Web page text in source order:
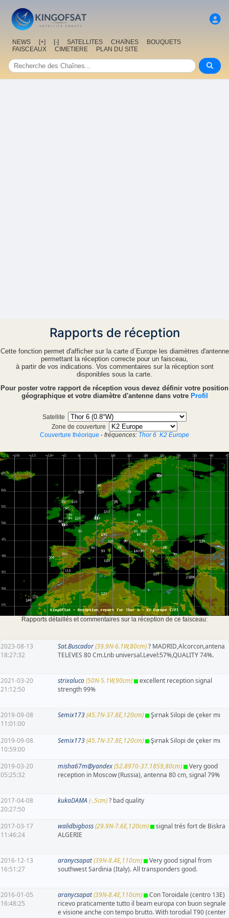
NEWS [+] [-] SATELLITES CHAîNES
BOUQUETS
FAISCEAUX
CIMETIERE PLAN DU SITE
Rapports de réception
Cette fonction permet d'afficher sur la carte d´Europe les diamètres d'antenne
permettant la réception correcte pour un faisceau,
à partir de vos indications. Vos commentaires sur la réception sont
disponibles sous la carte.
Pour poster votre rapport de réception vous devez définir votre position
géographique et votre diamètre d'antenne dans votre Profil
Satellite
Zone de couverture
Couverture théorique - fréquences: Thor 6 K2 Europe
Rapports détaillés et commentaires sur la réception de ce faisceau:
2023-08-13
18:27:32
Sat.Buscador(39.9N-6.1W,80cm)? MADRID,Alcorcon,antena
TELEVES 80 Cm.Lnb universal.Level:57%,QUALITY 74%.
2021-03-20
21:12:50
strixaluco(50N-5.1W,90cm)
excellent reception signal
strength 99%
2019-09-08
11:01:00
Semix173(45.7N-37.8E,120cm) Şırnak Silopi de çeker mı
2019-09-08
10:59:00
Semix173(45.7N-37.8E,120cm) Şırnak Silopi de çeker mı
2019-03-20
05:25:32
misha67m@yandex(52.8970-37.1859,80cm)
Very good
reception in Moscow (Russia), antenna 80 cm, signal 79%
2017-04-08
20:27:50
kukaDAMA (-,5cm)? bad quality
2017-03-17
11:46:24
walidbigboss(29.9N-7.6E,120cm)
signal trés fort de Biskra
ALGERIE
2016-12-13
16:51:27
aranycsapat(39N-8.4E,110cm)
Very good signal from
southwest Sardinia (Italy). All transponders good.
2016-01-05
16:48:25
aranycsapat(39N-8.4E,110cm)
Con Toroidale (centro 13E)
ricevo praticamente tutto il beam europa con buon segnale
e visione anche con tempo brutto. With torodial T90 (center